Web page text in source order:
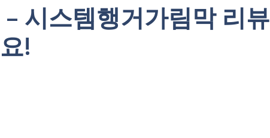
시스템행거가림막 리뷰
!